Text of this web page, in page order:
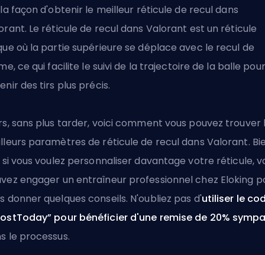
façon d'obtenir le meilleur réticule de recul dans
Le réticule de recul dans Valorant est un réticule
où la partie supérieure se déplace avec le recul de
ce qui facilite le suivi de la trajectoire de la balle pour
des tirs plus précis.
sans plus tarder, voici comment vous pouvez trouver
paramètres de réticule de recul dans Valorant.
si vous voulez personnaliser davantage votre réticule,
engager un entraîneur professionnel chez Eloking
donner quelques conseils. N'oubliez pas d'utiliser le
pour bénéficier d'une remise de 20% sympa
le processus.